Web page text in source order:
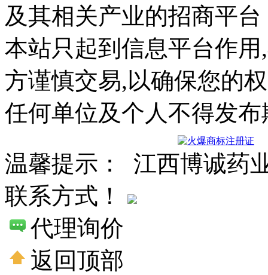
及其相关产业的招商平台
本站只起到信息平台作
方谨慎交易,以确保您的
任何单位及个人不得发
温馨提示： 江西博诚药
联系方式！
代理询价
返回顶部